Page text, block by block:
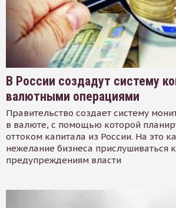
В России создадут систему
валютными операциями
Правительство создает систему
в валюте, с помощью которой
оттоком капитала из России. На это
нежелание бизнеса прислушиваться к
предупреждениям власти